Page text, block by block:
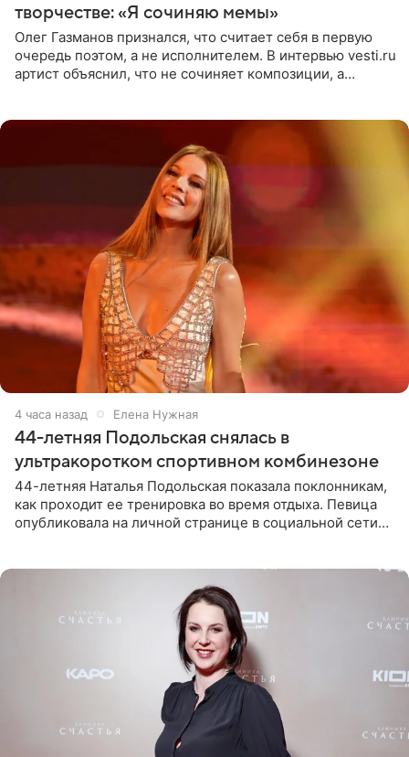
творчестве: «Я сочиняю мемы»
Олег Газманов признался, что считает себя в первую
очередь поэтом, а не исполнителем. В интервью vesti.ru
артист объяснил, что не сочиняет композиции, а
4 часа назад Елена Нужная
44-летняя Подольская снялась в
ультракоротком спортивном комбинезоне
44-летняя Наталья Подольская показала поклонникам,
как проходит ее тренировка во время отдыха. Певица
опубликовала на личной странице в социальной сети